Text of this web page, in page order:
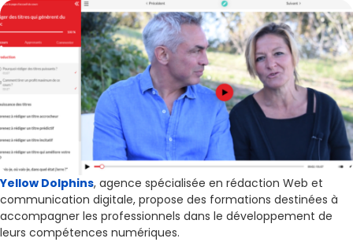
Yellow Dolphins, agence spécialisée en rédaction Web et
communication digitale, propose des formations destinées à
accompagner les professionnels dans le développement de
leurs compétences numériques.